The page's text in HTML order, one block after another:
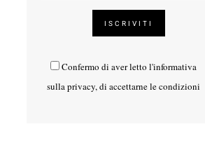
Confermo di aver letto l'informativa
sulla privacy, di accettarne le condizioni